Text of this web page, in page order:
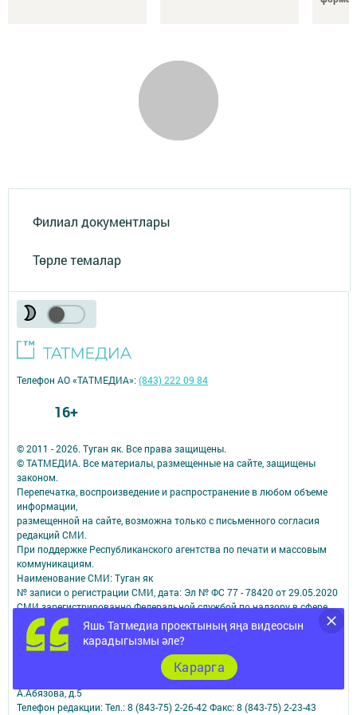
Филиал документлары
Төрле темалар
Яшь Татмедиа проектының яңа видеосын
карадыгызмы әле?
Карарга
© 2011 - 2026. Туган як. Все права защищены.
© ТАТМЕДИА. Все материалы, размещенные на сайте, защищены
законом.
Перепечатка, воспроизведение и распространение в любом объеме
информации,
размещенной на сайте, возможна только с письменного согласия
редакций СМИ.
При поддержке Республиканского агентства по печати и массовым
коммуникациям.
Наименование СМИ: Туган як
№ записи о регистрации СМИ, дата: Эл № ФС 77 - 78420 от 29.05.2020
СМИ зарегистрированно Федеральной службой по надзору в сфере
связи,
информационных технологий и массовых коммуникаций
ФИО главного редактора: Фаизова Гулия Вакифовна
Адрес редакции: 422470, Российская Федерация, Республика
Татарстан, Дрожжановский район, село Старое Дрожжаное улица
А.Абязова, д.5
Телефон редакции: Тел.: 8 (843-75) 2-26-42 Факс: 8 (843-75) 2-23-43
Телефон АО «ТАТМЕДИА»:(843) 222 09 84
16+